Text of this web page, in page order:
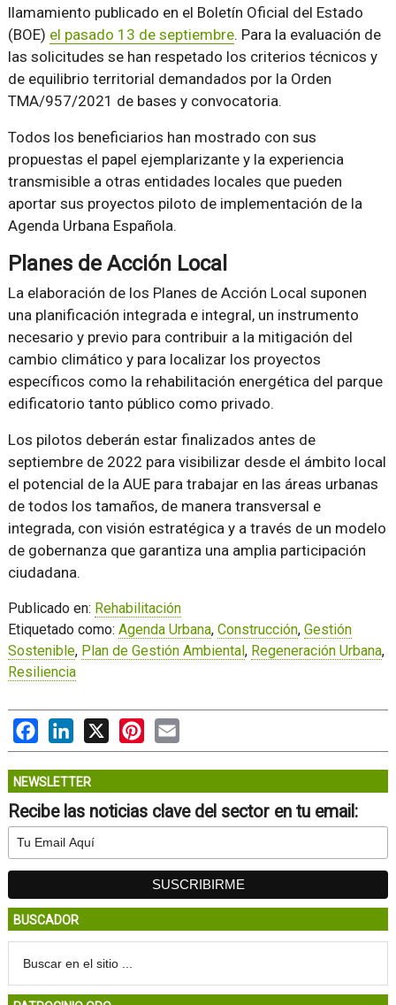
llamamiento publicado en el Boletín Oficial del Estado
(BOE) el pasado 13 de septiembre. Para la evaluación de
las solicitudes se han respetado los criterios técnicos y
de equilibrio territorial demandados por la Orden
TMA/957/2021 de bases y convocatoria.
Todos los beneficiarios han mostrado con sus
propuestas el papel ejemplarizante y la experiencia
transmisible a otras entidades locales que pueden
aportar sus proyectos piloto de implementación de la
Agenda Urbana Española.
Planes de Acción Local
La elaboración de los Planes de Acción Local suponen
una planificación integrada e integral, un instrumento
necesario y previo para contribuir a la mitigación del
cambio climático y para localizar los proyectos
específicos como la rehabilitación energética del parque
edificatorio tanto público como privado.
Los pilotos deberán estar finalizados antes de
septiembre de 2022 para visibilizar desde el ámbito local
el potencial de la AUE para trabajar en las áreas urbanas
de todos los tamaños, de manera transversal e
integrada, con visión estratégica y a través de un modelo
de gobernanza que garantiza una amplia participación
ciudadana.
Publicado en: Rehabilitación
Etiquetado como: Agenda Urbana, Construcción, Gestión
Sostenible, Plan de Gestión Ambiental, Regeneración Urbana,
Resiliencia
FacebookLinkedIn
X PinterestEmail
NEWSLETTER
Recibe las noticias clave del sector en tu email:
BUSCADOR